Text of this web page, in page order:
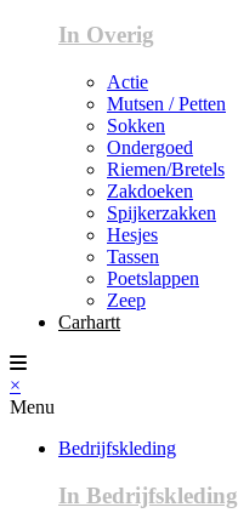
In Overig
Actie
Mutsen / Petten
Sokken
Ondergoed
Riemen/Bretels
Zakdoeken
Spijkerzakken
Hesjes
Tassen
Poetslappen
Zeep
Carhartt
×
Menu
Bedrijfskleding
In Bedrijfskleding